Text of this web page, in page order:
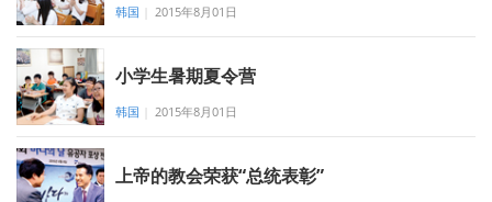
韩国 2015年8月01日
小学生暑期夏令营
韩国 2015年8月01日
上帝的教会荣获“总统表彰”